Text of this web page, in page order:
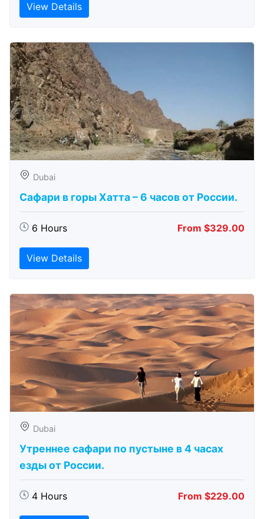
View Details
Dubai
Сафари в горы Хатта – 6 часов от России.
6 Hours From $329.00
View Details
Dubai
Утреннее сафари по пустыне в 4 часах
езды от России.
4 Hours From $229.00